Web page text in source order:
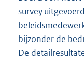
survey
bijzonder de
De